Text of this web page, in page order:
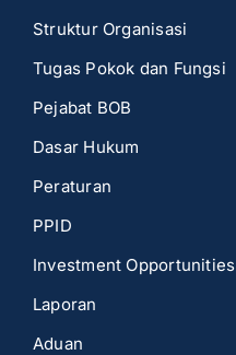
Struktur Organisasi
Tugas Pokok dan Fungsi
Pejabat BOB
Dasar Hukum
Peraturan
PPID
Investment Opportunities
Laporan
Aduan